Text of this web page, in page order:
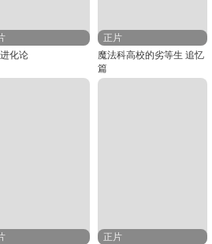
化论
正片
魔法科高校的劣等生 追忆
篇
正片